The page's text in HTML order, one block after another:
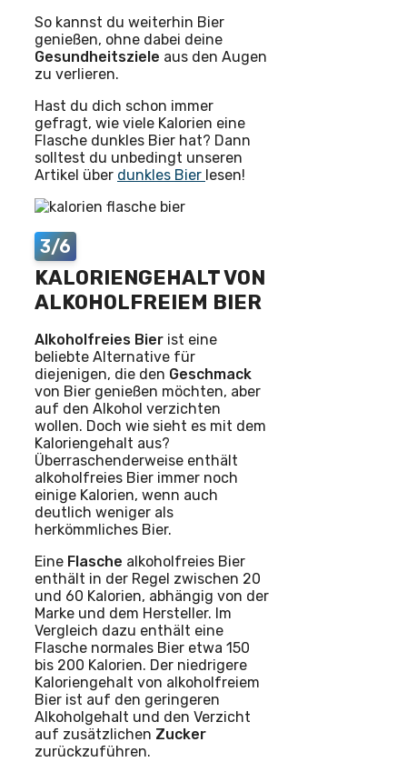
So kannst du weiterhin Bier
genießen, ohne dabei deine
Gesundheitsziele aus den Augen
zu verlieren.
Hast du dich schon immer
gefragt, wie viele Kalorien eine
Flasche dunkles Bier hat? Dann
solltest du unbedingt unseren
Artikel über dunkles Bier lesen!
3/6
KALORIENGEHALT VON
ALKOHOLFREIEM BIER
Alkoholfreies Bier ist eine
beliebte Alternative für
diejenigen, die den Geschmack
von Bier genießen möchten, aber
auf den Alkohol verzichten
wollen. Doch wie sieht es mit dem
Kaloriengehalt aus?
Überraschenderweise enthält
alkoholfreies Bier immer noch
einige Kalorien, wenn auch
deutlich weniger als
herkömmliches Bier.
Eine Flasche alkoholfreies Bier
enthält in der Regel zwischen 20
und 60 Kalorien, abhängig von der
Marke und dem Hersteller. Im
Vergleich dazu enthält eine
Flasche normales Bier etwa 150
bis 200 Kalorien. Der niedrigere
Kaloriengehalt von alkoholfreiem
Bier ist auf den geringeren
Alkoholgehalt und den Verzicht
auf zusätzlichen Zucker
zurückzuführen.